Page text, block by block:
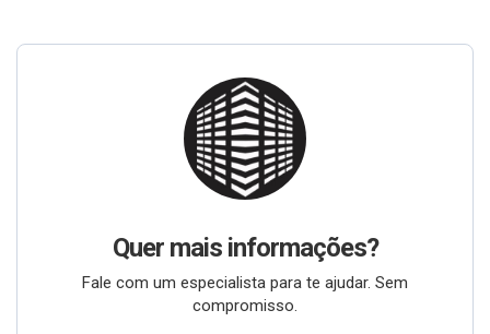
Quer mais informações?
Fale com um especialista para te ajudar. Sem
compromisso.